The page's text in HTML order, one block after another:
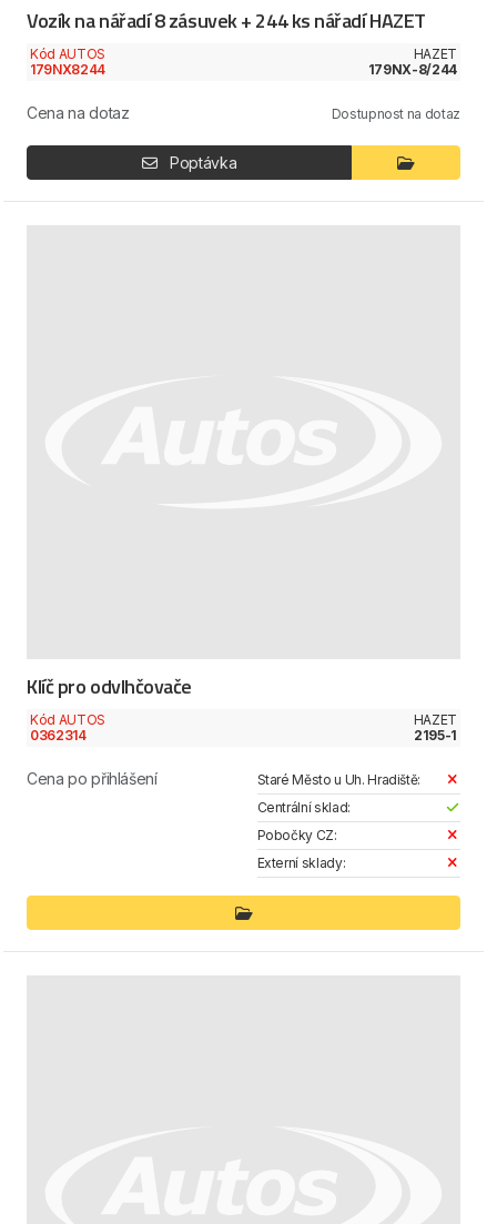
Vozík na nářadí 8 zásuvek + 244 ks nářadí HAZET
Kód AUTOS
179NX8244
HAZET
179NX-8/244
Cena na dotaz Dostupnost na dotaz
Poptávka
Klíč pro odvlhčovače
Kód AUTOS
0362314
HAZET
2195-1
Cena po přihlášení
Staré Město u Uh. Hradiště:
Centrální sklad:
Pobočky CZ:
Externí sklady: